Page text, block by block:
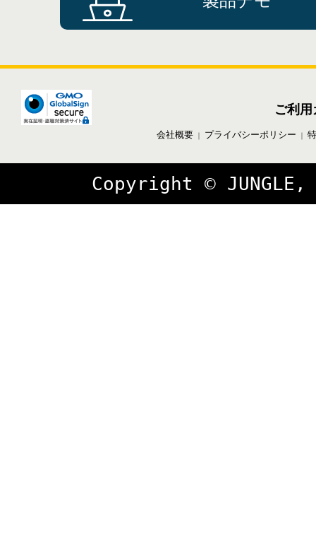
ご利
会社概要｜ プライバシーポリシー
Copyright ©